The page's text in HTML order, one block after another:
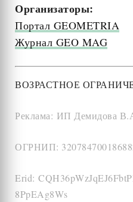
Организаторы:
Портал GEOMETRIA
Журнал GEO MAG
ВОЗРАСТНОЕ
Реклама: ИП Демидова
ОГРНИП:
Erid:
8PpEAg8Ws